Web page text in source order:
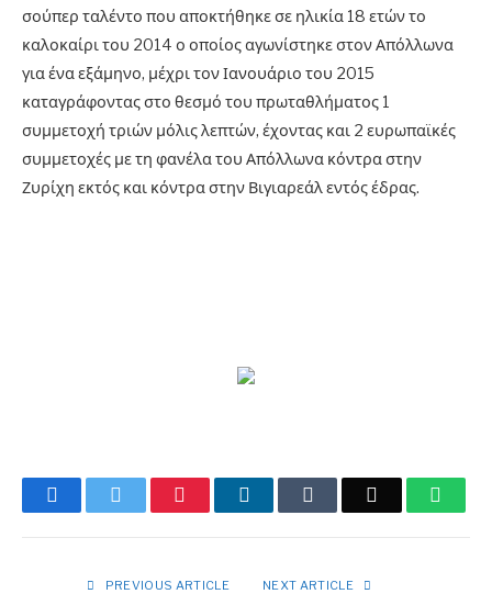
σούπερ ταλέντο που αποκτήθηκε σε ηλικία 18 ετών το
καλοκαίρι του 2014 ο οποίος αγωνίστηκε στον Απόλλωνα
για ένα εξάμηνο, μέχρι τον Ιανουάριο του 2015
καταγράφοντας στο θεσμό του πρωταθλήματος 1
συμμετοχή τριών μόλις λεπτών, έχοντας και 2 ευρωπαϊκές
συμμετοχές με τη φανέλα του Απόλλωνα κόντρα στην
Ζυρίχη εκτός και κόντρα στην Βιγιαρεάλ εντός έδρας.
Facebook Twitter Pinterest LinkedIn Tumblr
PREVIOUS ARTICLE NEXT ARTICLE